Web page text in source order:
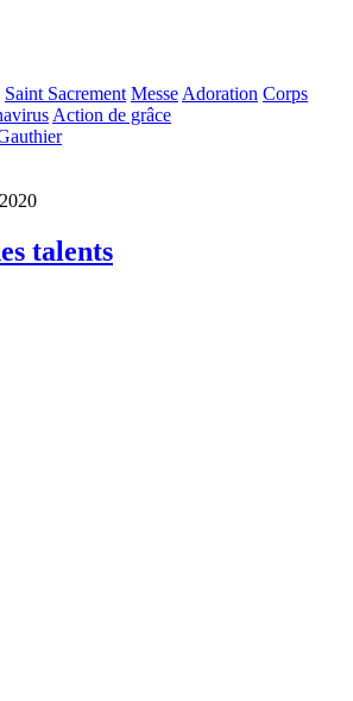
Saint Sacrement Messe Adoration Corps
Action de grâce
talents